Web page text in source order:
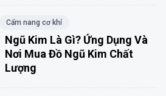
Cẩm nang cơ khí
Ngũ Kim Là Gì? Ứng Dụng Và
Nơi Mua Đồ Ngũ Kim Chất
Lượng